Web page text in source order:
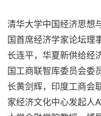
清华大学中国经济思想
国首席经济学家论坛理
长连平，华夏新供给经
国工商联智库委员会委
长黄剑辉，印度工商会
家经济文化中心发起人